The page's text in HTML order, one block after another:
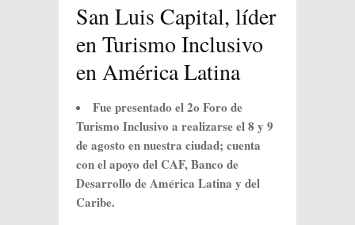
San Luis Capital, líder
en Turismo Inclusivo
en América Latina
Fue presentado el 2o Foro de
Turismo Inclusivo a realizarse el 8 y 9
de agosto en nuestra ciudad; cuenta
con el apoyo del CAF, Banco de
Desarrollo de América Latina y del
Caribe.